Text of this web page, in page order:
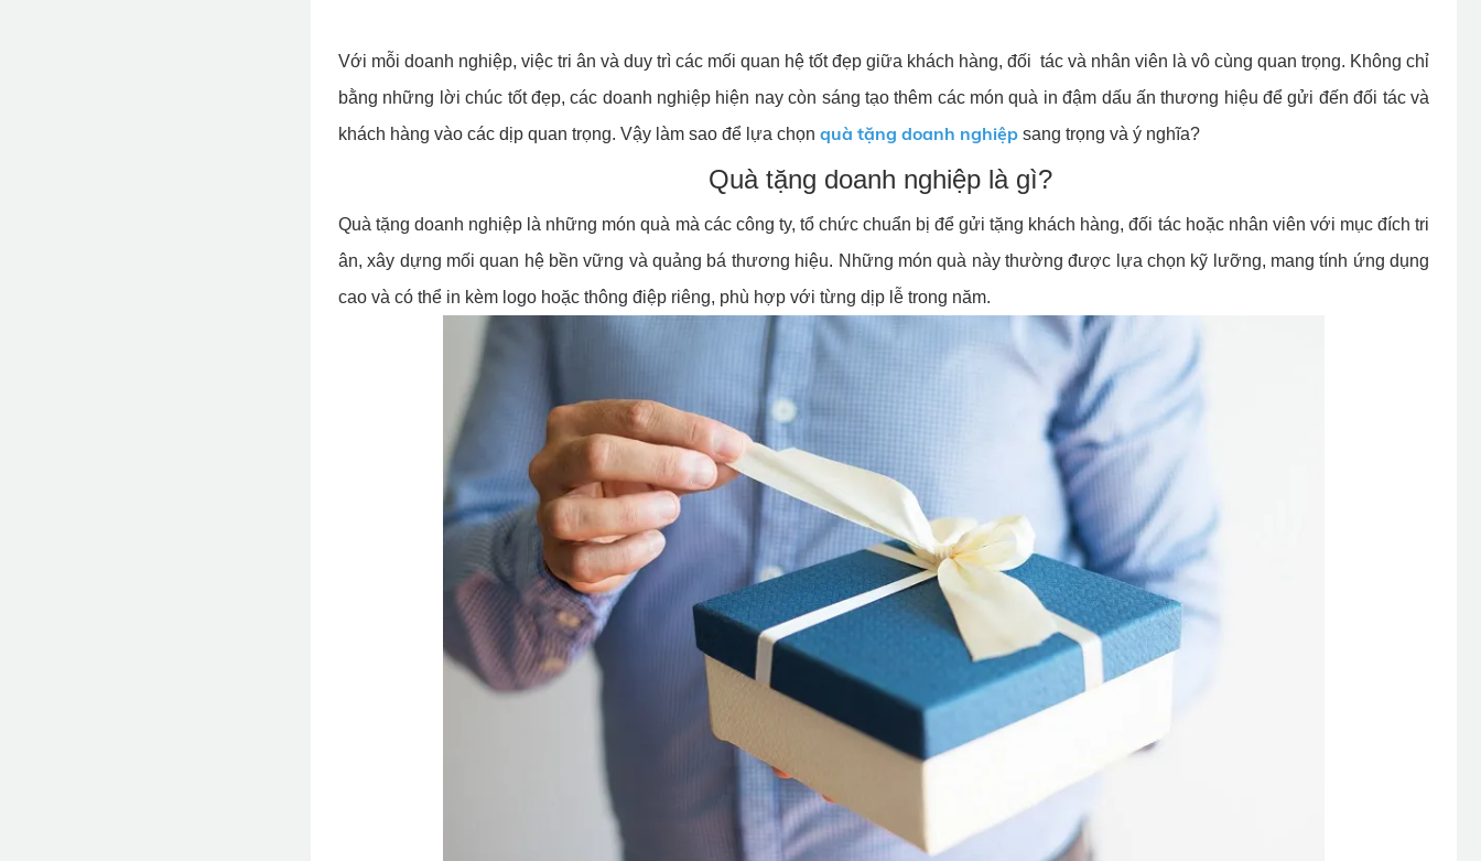
Với mỗi doanh nghiệp, việc tri ân và duy trì các mối quan hệ tốt đẹp giữa khách hàng, đối tác và nhân viên là vô cùng quan trọng. Không chỉ
bằng những lời chúc tốt đẹp, các doanh nghiệp hiện nay còn sáng tạo thêm các món quà in đậm dấu ấn thương hiệu để gửi đến đối tác và
khách hàng vào các dịp quan trọng. Vậy làm sao để lựa chọn quà tặng doanh nghiệp sang trọng và ý nghĩa?
Quà tặng doanh nghiệp là gì?
Quà tặng doanh nghiệp là những món quà mà các công ty, tổ chức chuẩn bị để gửi tặng khách hàng, đối tác hoặc nhân viên với mục đích tri
ân, xây dựng mối quan hệ bền vững và quảng bá thương hiệu. Những món quà này thường được lựa chọn kỹ lưỡng, mang tính ứng dụng
cao và có thể in kèm logo hoặc thông điệp riêng, phù hợp với từng dịp lễ trong năm.